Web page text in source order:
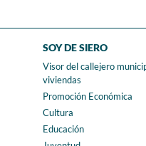
SOY DE SIERO
Visor del callejero
viviendas
Promoción Económica
Cultura
Educación